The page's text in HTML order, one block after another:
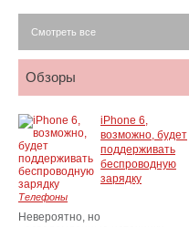
Смотреть все
Обзоры
iPhone 6,
возможно, будет
поддерживать
беспроводную
зарядку
Телефоны
Невероятно, но